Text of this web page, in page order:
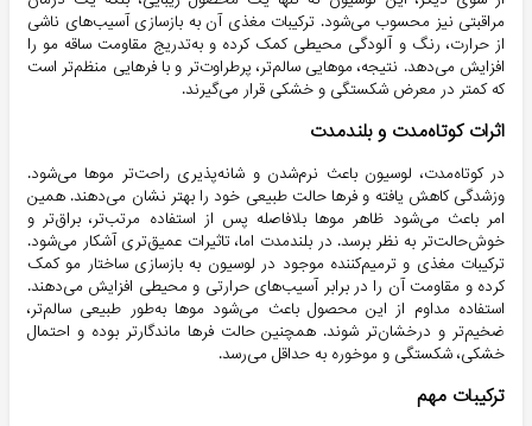
مراقبتی نیز محسوب می‌شود. ترکیبات مغذی آن به بازسازی آسیب‌های ناشی
از حرارت، رنگ و آلودگی محیطی کمک کرده و به‌تدریج مقاومت ساقه مو را
افزایش می‌دهد. نتیجه، موهایی سالم‌تر، پرطراوت‌تر و با فرهایی منظم‌تر است
که کمتر در معرض شکستگی و خشکی قرار می‌گیرند.
اثرات کوتاه‌مدت و بلندمدت
در کوتاه‌مدت، لوسیون باعث نرم‌شدن و شانه‌پذیری راحت‌تر موها می‌شود.
وزشدگی کاهش یافته و فرها حالت طبیعی خود را بهتر نشان می‌دهند. همین
امر باعث می‌شود ظاهر موها بلافاصله پس از استفاده مرتب‌تر، براق‌تر و
خوش‌حالت‌تر به نظر برسد. در بلندمدت اما، تاثیرات عمیق‌تری آشکار می‌شود.
ترکیبات مغذی و ترمیم‌کننده موجود در لوسیون به بازسازی ساختار مو کمک
کرده و مقاومت آن را در برابر آسیب‌های حرارتی و محیطی افزایش می‌دهند.
استفاده مداوم از این محصول باعث می‌شود موها به‌طور طبیعی سالم‌تر،
ضخیم‌تر و درخشان‌تر شوند. همچنین حالت فرها ماندگارتر بوده و احتمال
خشکی، شکستگی و موخوره به حداقل می‌رسد.
ترکیبات مهم